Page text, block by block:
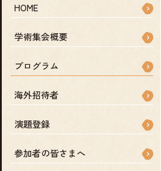
HOME
学術集会概要
プログラム
海外招待者
演題登録
参加者の皆さまへ